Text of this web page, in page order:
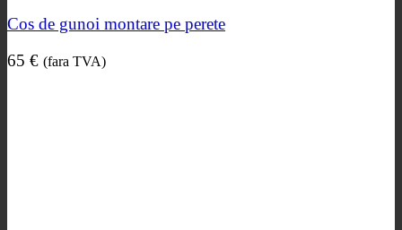
Cos de gunoi montare pe perete
65 € (fara TVA)